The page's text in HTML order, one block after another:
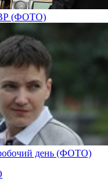
ВР (ФОТО)
день (ФОТО)